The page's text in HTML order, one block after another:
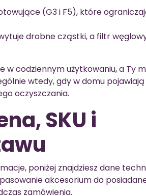
(G3 i F5), które
drobne cząstki, a filtr
codziennym użytkowaniu, a Ty
wtedy, gdy w domu pojawiają
oczyszczania.
SKU i
poniżej znajdziesz dane
akcesorium do
zamówienia.